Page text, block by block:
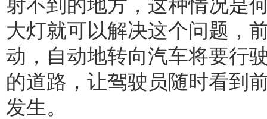
射不到的地方，这种情况是
大灯就可以解决这个问题，
动，自动地转向汽车将要行
的道路，让驾驶员随时看到
发生。